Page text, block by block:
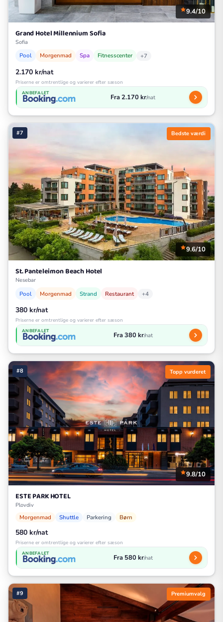
9.4/10
Grand Hotel Millennium Sofia
Sofia
Pool Morgenmad Spa Fitnesscenter +7
2.170 kr/nat
Priserne er omtrentlige og varierer efter sæson
ANBEFALET Fra 2.170 kr/nat
#7 Bedste værdi
9.6/10
St. Panteleimon Beach Hotel
Nesebar
Pool Morgenmad Strand Restaurant +4
380 kr/nat
Priserne er omtrentlige og varierer efter sæson
ANBEFALET Fra 380 kr/nat
#8 Topp vurderet
9.8/10
ESTE PARK HOTEL
Plovdiv
Morgenmad Shuttle Parkering Børn
580 kr/nat
Priserne er omtrentlige og varierer efter sæson
ANBEFALET Fra 580 kr/nat
#9 Premiumvalg